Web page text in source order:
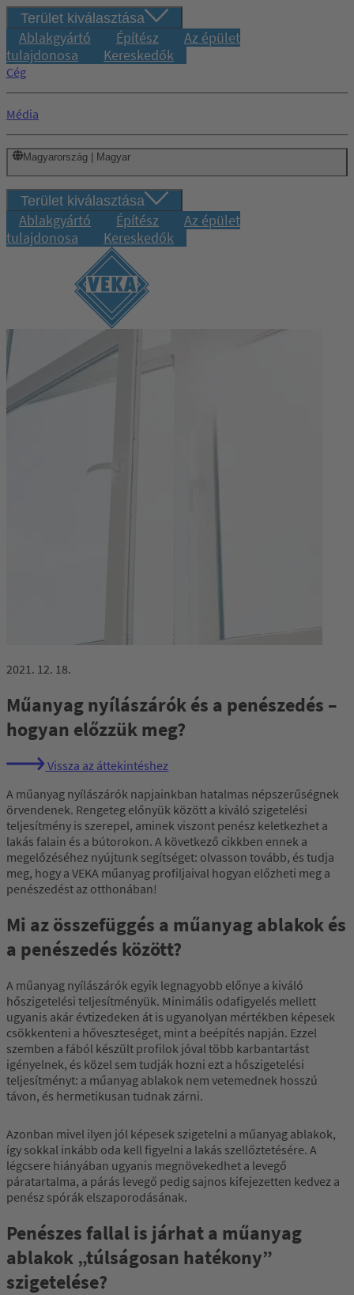
Terület kiválasztása
Ablakgyártó Építész
Az épület
tulajdonosa
Kereskedők
Cég
Média
Magyarország | Magyar
Terület kiválasztása
Ablakgyártó Építész
Az épület
tulajdonosa
Kereskedők
2021. 12. 18.
Műanyag nyílászárók és a penészedés –
hogyan előzzük meg?
Vissza az áttekintéshez
A műanyag nyílászárók napjainkban hatalmas népszerűségnek
örvendenek. Rengeteg előnyük között a kiváló szigetelési
teljesítmény is szerepel, aminek viszont penész keletkezhet a
lakás falain és a bútorokon. A következő cikkben ennek a
megelőzéséhez nyújtunk segítséget: olvasson tovább, és tudja
meg, hogy a VEKA műanyag profiljaival hogyan előzheti meg a
penészedést az otthonában!
Mi az összefüggés a műanyag ablakok és
a penészedés között?
A műanyag nyílászárók egyik legnagyobb előnye a kiváló
hőszigetelési teljesítményük. Minimális odafigyelés mellett
ugyanis akár évtizedeken át is ugyanolyan mértékben képesek
csökkenteni a hőveszteséget, mint a beépítés napján. Ezzel
szemben a fából készült profilok jóval több karbantartást
igényelnek, és közel sem tudják hozni ezt a hőszigetelési
teljesítményt: a műanyag ablakok nem vetemednek hosszú
távon, és hermetikusan tudnak zárni.
Azonban mivel ilyen jól képesek szigetelni a műanyag ablakok,
így sokkal inkább oda kell figyelni a lakás szellőztetésére. A
légcsere hiányában ugyanis megnövekedhet a levegő
páratartalma, a párás levegő pedig sajnos kifejezetten kedvez a
penész spórák elszaporodásának.
Penészes fallal is járhat a műanyag
ablakok „túlságosan hatékony”
szigetelése?